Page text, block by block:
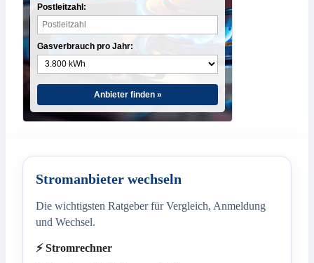
Postleitzahl:
Gasverbrauch pro Jahr:
Anbieter finden »
Stromanbieter wechseln
Die wichtigsten Ratgeber für Vergleich, Anmeldung
und Wechsel.
⚡ Stromrechner